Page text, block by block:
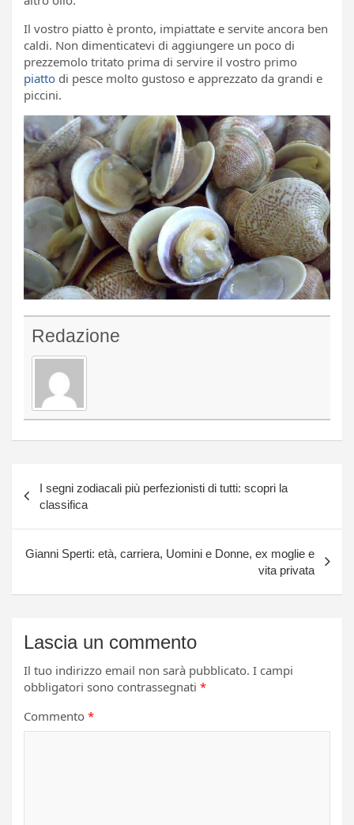
Il vostro piatto è pronto, impiattate e servite ancora ben
caldi. Non dimenticatevi di aggiungere un poco di
prezzemolo tritato prima di servire il vostro primo
piatto di pesce molto gustoso e apprezzato da grandi e
piccini.
Redazione
articoli
I segni zodiacali più perfezionisti di tutti: scopri la
classifica
Gianni Sperti: età, carriera, Uomini e Donne, ex moglie e
vita privata
Lascia un commento
Il tuo indirizzo email non sarà pubblicato. I campi
obbligatori sono contrassegnati *
Commento *